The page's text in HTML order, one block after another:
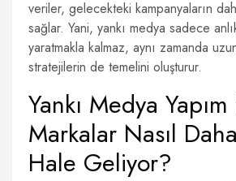
veriler, gelecekteki kampanyaların
sağlar. Yani, yankı medya sadece
yaratmakla kalmaz, aynı zamanda
stratejilerin de temelini oluşturur.
Yankı Medya
Markalar Nasıl
Hale Geliyor?